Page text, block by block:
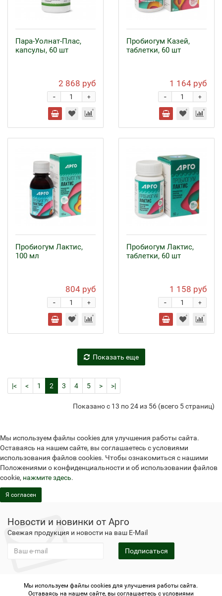
Пара-Уолнат-Плас,
капсулы, 60 шт
2 868 руб
+
-
Пробиогум Казей,
таблетки, 60 шт
1 164 руб
+
-
Пробиогум Лактис,
100 мл
804 руб
+
-
Пробиогум Лактис,
таблетки, 60 шт
1 158 руб
+
-
Показать еще
|< < 1 2 3 4 5 > >|
Показано с 13 по 24 из 56 (всего 5 страниц)
Мы используем файлы cookies для улучшения работы сайта.
Оставаясь на нашем сайте, вы соглашаетесь с условиями
использования файлов cookies. Чтобы ознакомиться с нашими
Положениями о конфиденциальности и об использовании файлов
cookie, нажмите здесь.
Я согласен
Новости и новинки от Арго
Свежая продукция и новости на ваш E-Mail
Подписаться
Не является публичной офертой
Политика
Мы используем файлы cookies для улучшения работы сайта.
Оставаясь на нашем сайте, вы соглашаетесь с условиями